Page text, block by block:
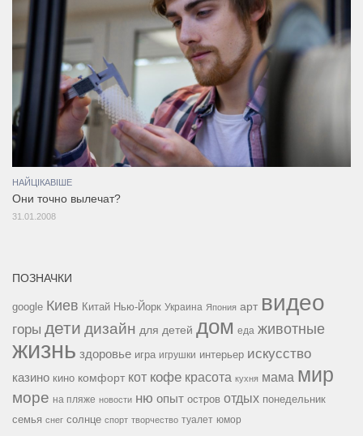
НАЙЦІКАВІШЕ
Они точно вылечат?
31.01.2008
ПОЗНАЧКИ
google Киев Китай Нью-Йорк Украина Япония арт видео
горы дети дизайн для детей дом еда животные
жизнь здоровье игра игрушки интерьер искусство
казино кино комфорт кот кофе красота кухня мама мир
море на пляже новости ню опыт остров отдых понедельник
семья снег солнце спорт творчество туалет юмор